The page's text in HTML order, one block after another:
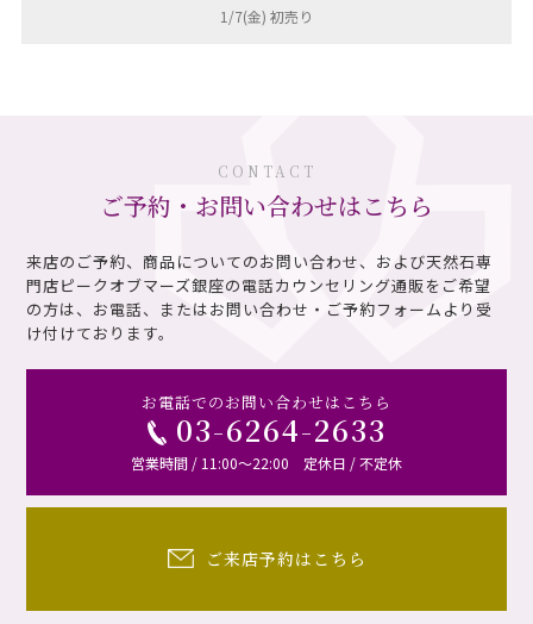
1/7(金) 初売り
CONTACT
ご予約・お問い合わせはこちら
来店のご予約、商品についてのお問い合わせ、および天然石専
門店ピークオブマーズ銀座の電話カウンセリング通販を ご希望
の方は、お電話、またはお問い合わせ・ご予約フォームより受
け付けております。
お電話でのお問い合わせはこちら
03-6264-2633
営業時間 / 11:00～22:00 定休日 / 不定休
ご来店予約はこちら